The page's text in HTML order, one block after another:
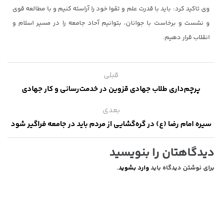
وی تاکید کرد: باید با قدرت علم و تقوا خود را آراسته کنیم و با مطالعه قوی
و نشست و برخاست با جوانان، بتوانیم آحاد جامعه را در مسیر اسلام و
انقلاب قرار دهیم.
قبلی
پرچم‌داری طلاب جهادی قزوین در خدمت‌رسانی و کار جهادی
بعدی
سیره امام رضا (ع) در گره‌گشایی از مردم باید در جامعه فراگیر شود
دیدگاهتان را بنویسید
برای نوشتن دیدگاه باید وارد بشوید.